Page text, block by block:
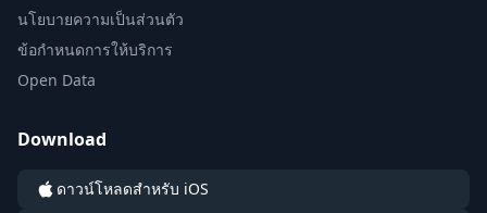
นโยบายความเป็นส่วนตัว
ข้อกำหนดการให้บริการ
Open Data
Download
ดาวน์โหลดสำหรับ iOS